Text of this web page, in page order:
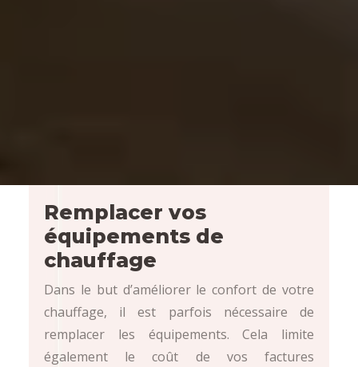
Remplacer vos
équipements de
chauffage
Dans le but d’améliorer le confort de votre
chauffage, il est parfois nécessaire de
remplacer les équipements. Cela limite
également le coût de vos factures